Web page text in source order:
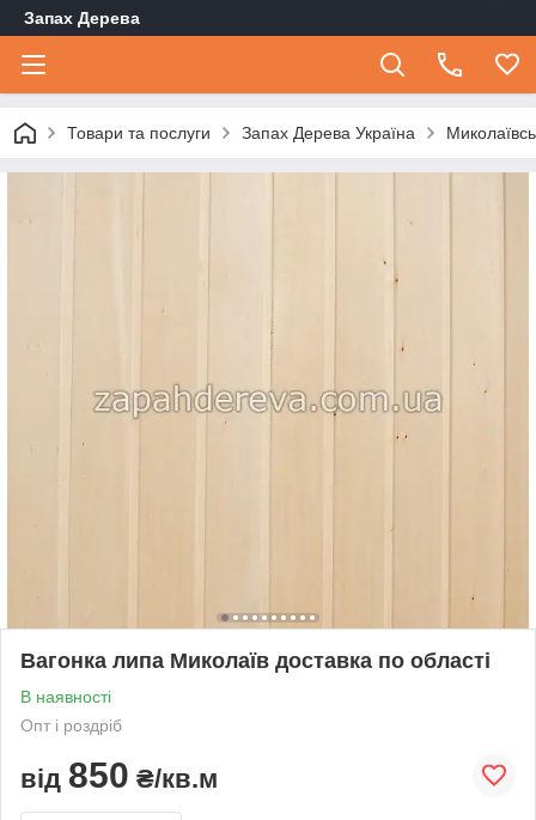
Запах Дерева
Товари та послуги Запах Дерева Україна
Вагонка липа Миколаїв доставка по області
В наявності
Опт і роздріб
від 850 ₴/кв.м